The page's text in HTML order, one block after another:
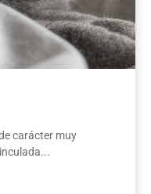
carácter muy